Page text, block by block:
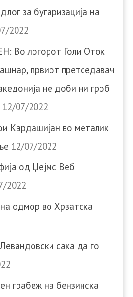
за бугаризација на
2022
Во логорот Голи Оток
првиот претседавач
не доби ни гроб
12/07/2022
Кардашијан во металик
12/07/2022
од Џејмс Веб
2022
одмор во Хрватска
сака да го
грабеж на бензинска